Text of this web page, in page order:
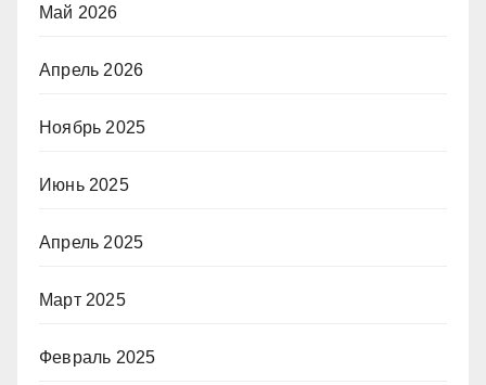
Май 2026
Апрель 2026
Ноябрь 2025
Июнь 2025
Апрель 2025
Март 2025
Февраль 2025